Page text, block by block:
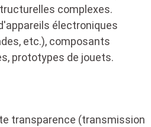
complexes.
électroniques
etc.), composants
prototypes de jouets.
transparence (transmission